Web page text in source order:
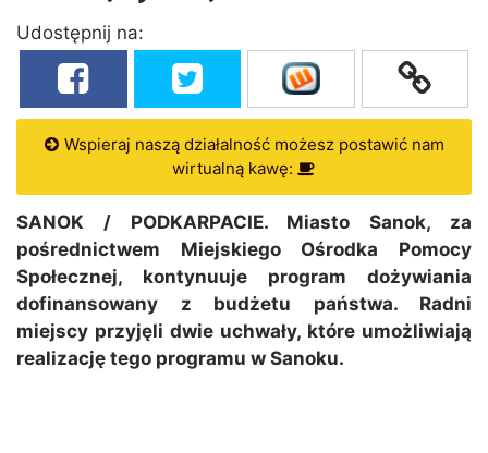
Udostępnij na:
Wspieraj naszą działalność możesz postawić nam
wirtualną kawę:
SANOK / PODKARPACIE. Miasto Sanok, za
pośrednictwem Miejskiego Ośrodka Pomocy
Społecznej, kontynuuje program dożywiania
dofinansowany z budżetu państwa. Radni
miejscy przyjęli dwie uchwały, które umożliwiają
realizację tego programu w Sanoku.